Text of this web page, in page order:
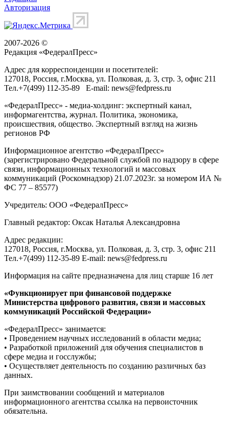
Авторизация
2007-2026 ©
Редакция «ФедералПресс»
Адрес для корреспонденции и посетителей:
127018, Россия, г.Москва, ул. Полковая, д. 3, стр. 3, офис 211
Тел.+7(499) 112-35-89 E-mail: news@fedpress.ru
«ФедералПресс» - медиа-холдинг: экспертный канал,
информагентства, журнал. Политика, экономика,
происшествия, общество. Экспертный взгляд на жизнь
регионов РФ
Информационное агентство «ФедералПресс»
(зарегистрировано Федеральной службой по надзору в сфере
связи, информационных технологий и массовых
коммуникаций (Роскомнадзор) 21.07.2023г. за номером ИА №
ФС 77 – 85577)
Учредитель: ООО «ФедералПресс»
Главный редактор: Оксак Наталья Александровна
Адрес редакции:
127018, Россия, г.Москва, ул. Полковая, д. 3, стр. 3, офис 211
Тел.+7(499) 112-35-89 E-mail: news@fedpress.ru
Информация на сайте предназначена для лиц старше 16 лет
«Функционирует при финансовой поддержке
Министерства цифрового развития, связи и массовых
коммуникаций Российской Федерации»
«ФедералПресс» занимается:
• Проведением научных исследований в области медиа;
• Разработкой приложений для обучения специалистов в
сфере медиа и госслужбы;
• Осуществляет деятельность по созданию различных баз
данных.
При заимствовании сообщений и материалов
информационного агентства ссылка на первоисточник
обязательна.